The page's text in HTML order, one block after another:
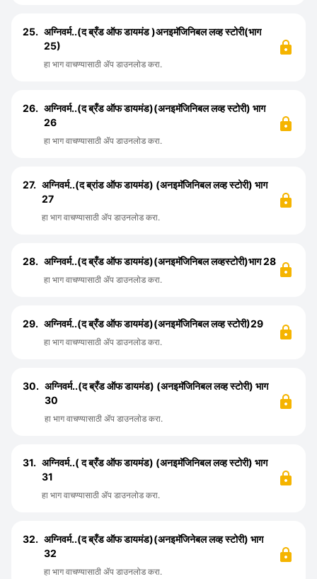
25. अग्निवर्म..(द ब्रँड ऑफ डायमंड )अनइमॅजिनिबल लव्ह स्टोरी(भाग
25)
हा भाग वाचण्यासाठी ॲप डाउनलोड करा.
26. अग्निवर्म..(द ब्रँड ऑफ डायमंड)(अनइमॅजिनिबल लव्ह स्टोरी) भाग
26
हा भाग वाचण्यासाठी ॲप डाउनलोड करा.
27. अग्निवर्म..(द ब्रांड ऑफ डायमंड) (अनइमॅजिनिबल लव्ह स्टोरी) भाग
27
हा भाग वाचण्यासाठी ॲप डाउनलोड करा.
28. अग्निवर्म..(द ब्रँड ऑफ डायमंड)(अनइमॅजिनिबल लव्हस्टोरी)भाग 28
हा भाग वाचण्यासाठी ॲप डाउनलोड करा.
29. अग्निवर्म..(द ब्रँड ऑफ डायमंड)(अनइमॅजिनिबल लव्ह स्टोरी)29
हा भाग वाचण्यासाठी ॲप डाउनलोड करा.
30. अग्निवर्म..(द ब्रँड ऑफ डायमंड) (अनइमॅजिनिबल लव्ह स्टोरी) भाग
30
हा भाग वाचण्यासाठी ॲप डाउनलोड करा.
31. अग्निवर्म..( द ब्रँड ऑफ डायमंड) (अनइमॅजिनिबल लव्ह स्टोरी) भाग
31
हा भाग वाचण्यासाठी ॲप डाउनलोड करा.
32. अग्निवर्म..(द ब्रँड ऑफ डायमंड)(अनइमॅजिनेबल लव्ह स्टोरी) भाग
32
हा भाग वाचण्यासाठी ॲप डाउनलोड करा.